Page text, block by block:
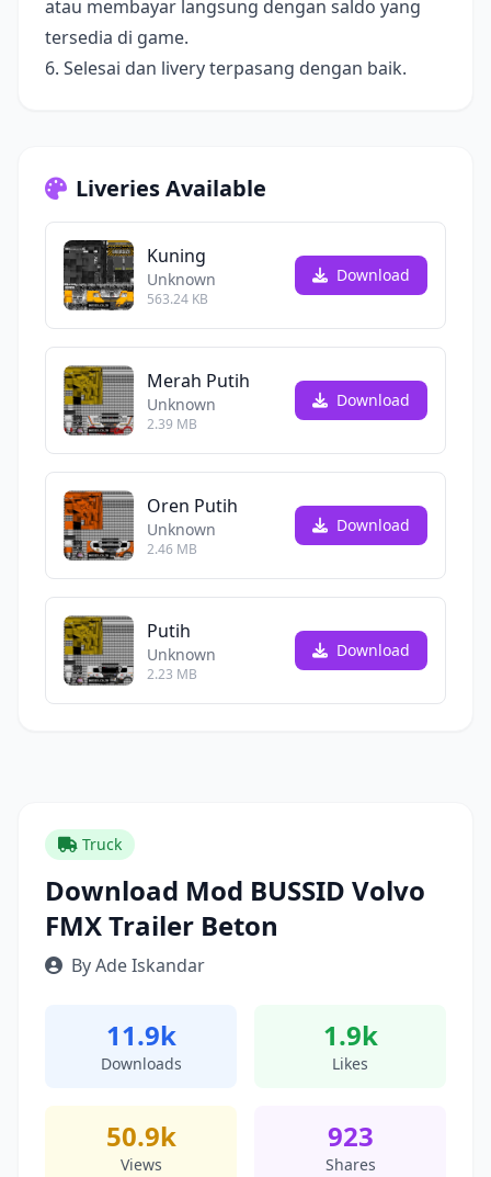
atau membayar langsung dengan saldo yang
tersedia di game.
6. Selesai dan livery terpasang dengan baik.
Liveries Available
Kuning
Unknown
563.24 KB
Download
Merah Putih
Unknown
2.39 MB
Download
Oren Putih
Unknown
2.46 MB
Download
Putih
Unknown
2.23 MB
Download
Truck
Download Mod BUSSID Volvo
FMX Trailer Beton
By Ade Iskandar
11.9k
Downloads
1.9k
Likes
50.9k
Views
923
Shares